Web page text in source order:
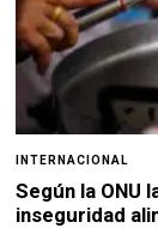
INTERNACIONAL
Según la ONU
inseguridad